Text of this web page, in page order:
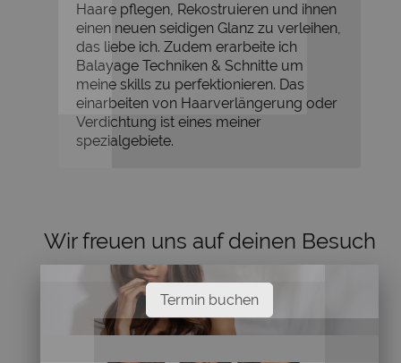
Haare pflegen, Rekostruieren und ihnen
einen neuen seidigen Glanz zu verleihen,
das liebe ich. Zudem erarbeite ich
Balayage Techniken & Schnitte um
meine skills zu perfektionieren. Das
einarbeiten von Haarverlängerung oder
Verdichtung ist eines meiner
spezialgebiete.
Wir freuen uns auf deinen Besuch
Termin buchen